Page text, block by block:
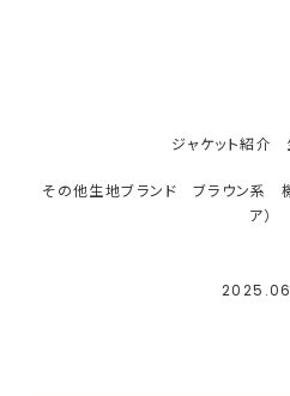
ジャケット紹介
その他生地ブランド ブラウン系
ア）